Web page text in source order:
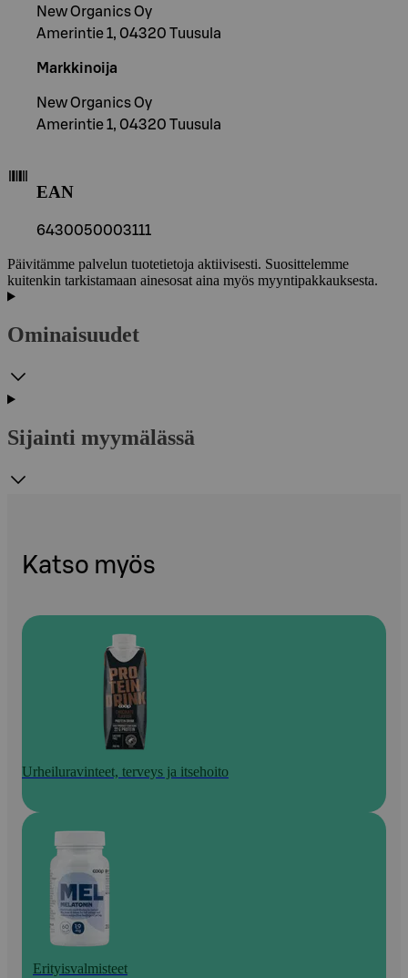
New Organics Oy
Amerintie 1, 04320 Tuusula
Markkinoija
New Organics Oy
Amerintie 1, 04320 Tuusula
EAN
6430050003111
Päivitämme palvelun tuotetietoja aktiivisesti. Suosittelemme
kuitenkin tarkistamaan ainesosat aina myös myyntipakkauksesta.
Ominaisuudet
Sijainti myymälässä
Katso myös
Urheiluravinteet, terveys ja itsehoito
Erityisvalmisteet